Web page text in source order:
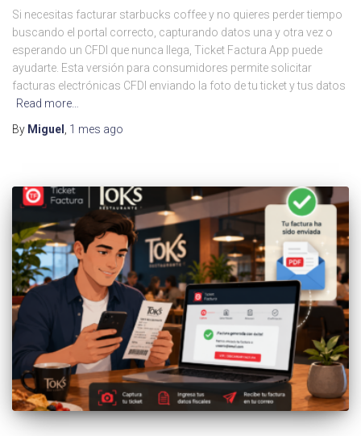
Si necesitas facturar starbucks coffee y no quieres perder tiempo
buscando el portal correcto, capturando datos una y otra vez o
esperando un CFDI que nunca llega, Ticket Factura App puede
ayudarte. Esta versión para consumidores permite solicitar
facturas electrónicas CFDI enviando la foto de tu ticket y tus datos
Read more…
By Miguel 1 mes ago